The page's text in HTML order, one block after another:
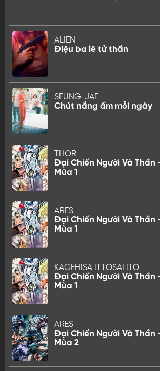
ALIEN
Điệu ba lê tử thần
SEUNG-JAE
Chút nắng ấm mỗi ngày
THOR
Đại Chiến Người Và Thần
Mùa 1
ARES
Đại Chiến Người Và Thần
Mùa 1
KAGEHISA ITTOSAI ITO
Đại Chiến Người Và Thần
Mùa 1
ARES
Đại Chiến Người Và Thần
Mùa 2